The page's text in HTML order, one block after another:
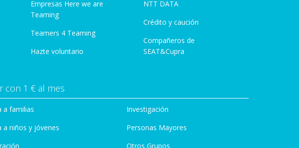
Empresas Here we are
Teaming
Teamers 4 Teaming
Hazte voluntario
NTT DATA
Crédito y caución
Compañeros de
SEAT&Cupra
con 1 € al mes
a familias
a niños y jóvenes
Investigación
Personas Mayores
Otros Grupos